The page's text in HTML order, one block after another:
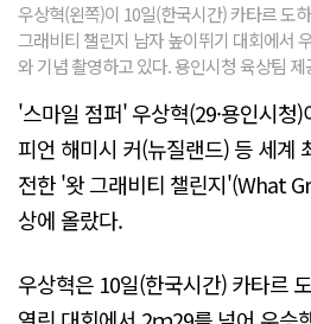
우상혁(왼쪽)이 10일(한국시간) 카타르 도
그래비티 챌린지 남자 높이뛰기 대회에서
와 기념 촬영하고 있다. 용인시청 육상팀 제
'스마일 점퍼' 우상혁(29·용인시청
피언 해미시 커(뉴질랜드) 등 세계
전한 '왓 그래비티 챌린지'(What
상에 올랐다.
우상혁은 10일(한국시간) 카타르